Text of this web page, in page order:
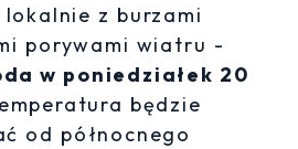
z burzami
porywami wiatru -
w poniedziałek 20
będzie
od północnego